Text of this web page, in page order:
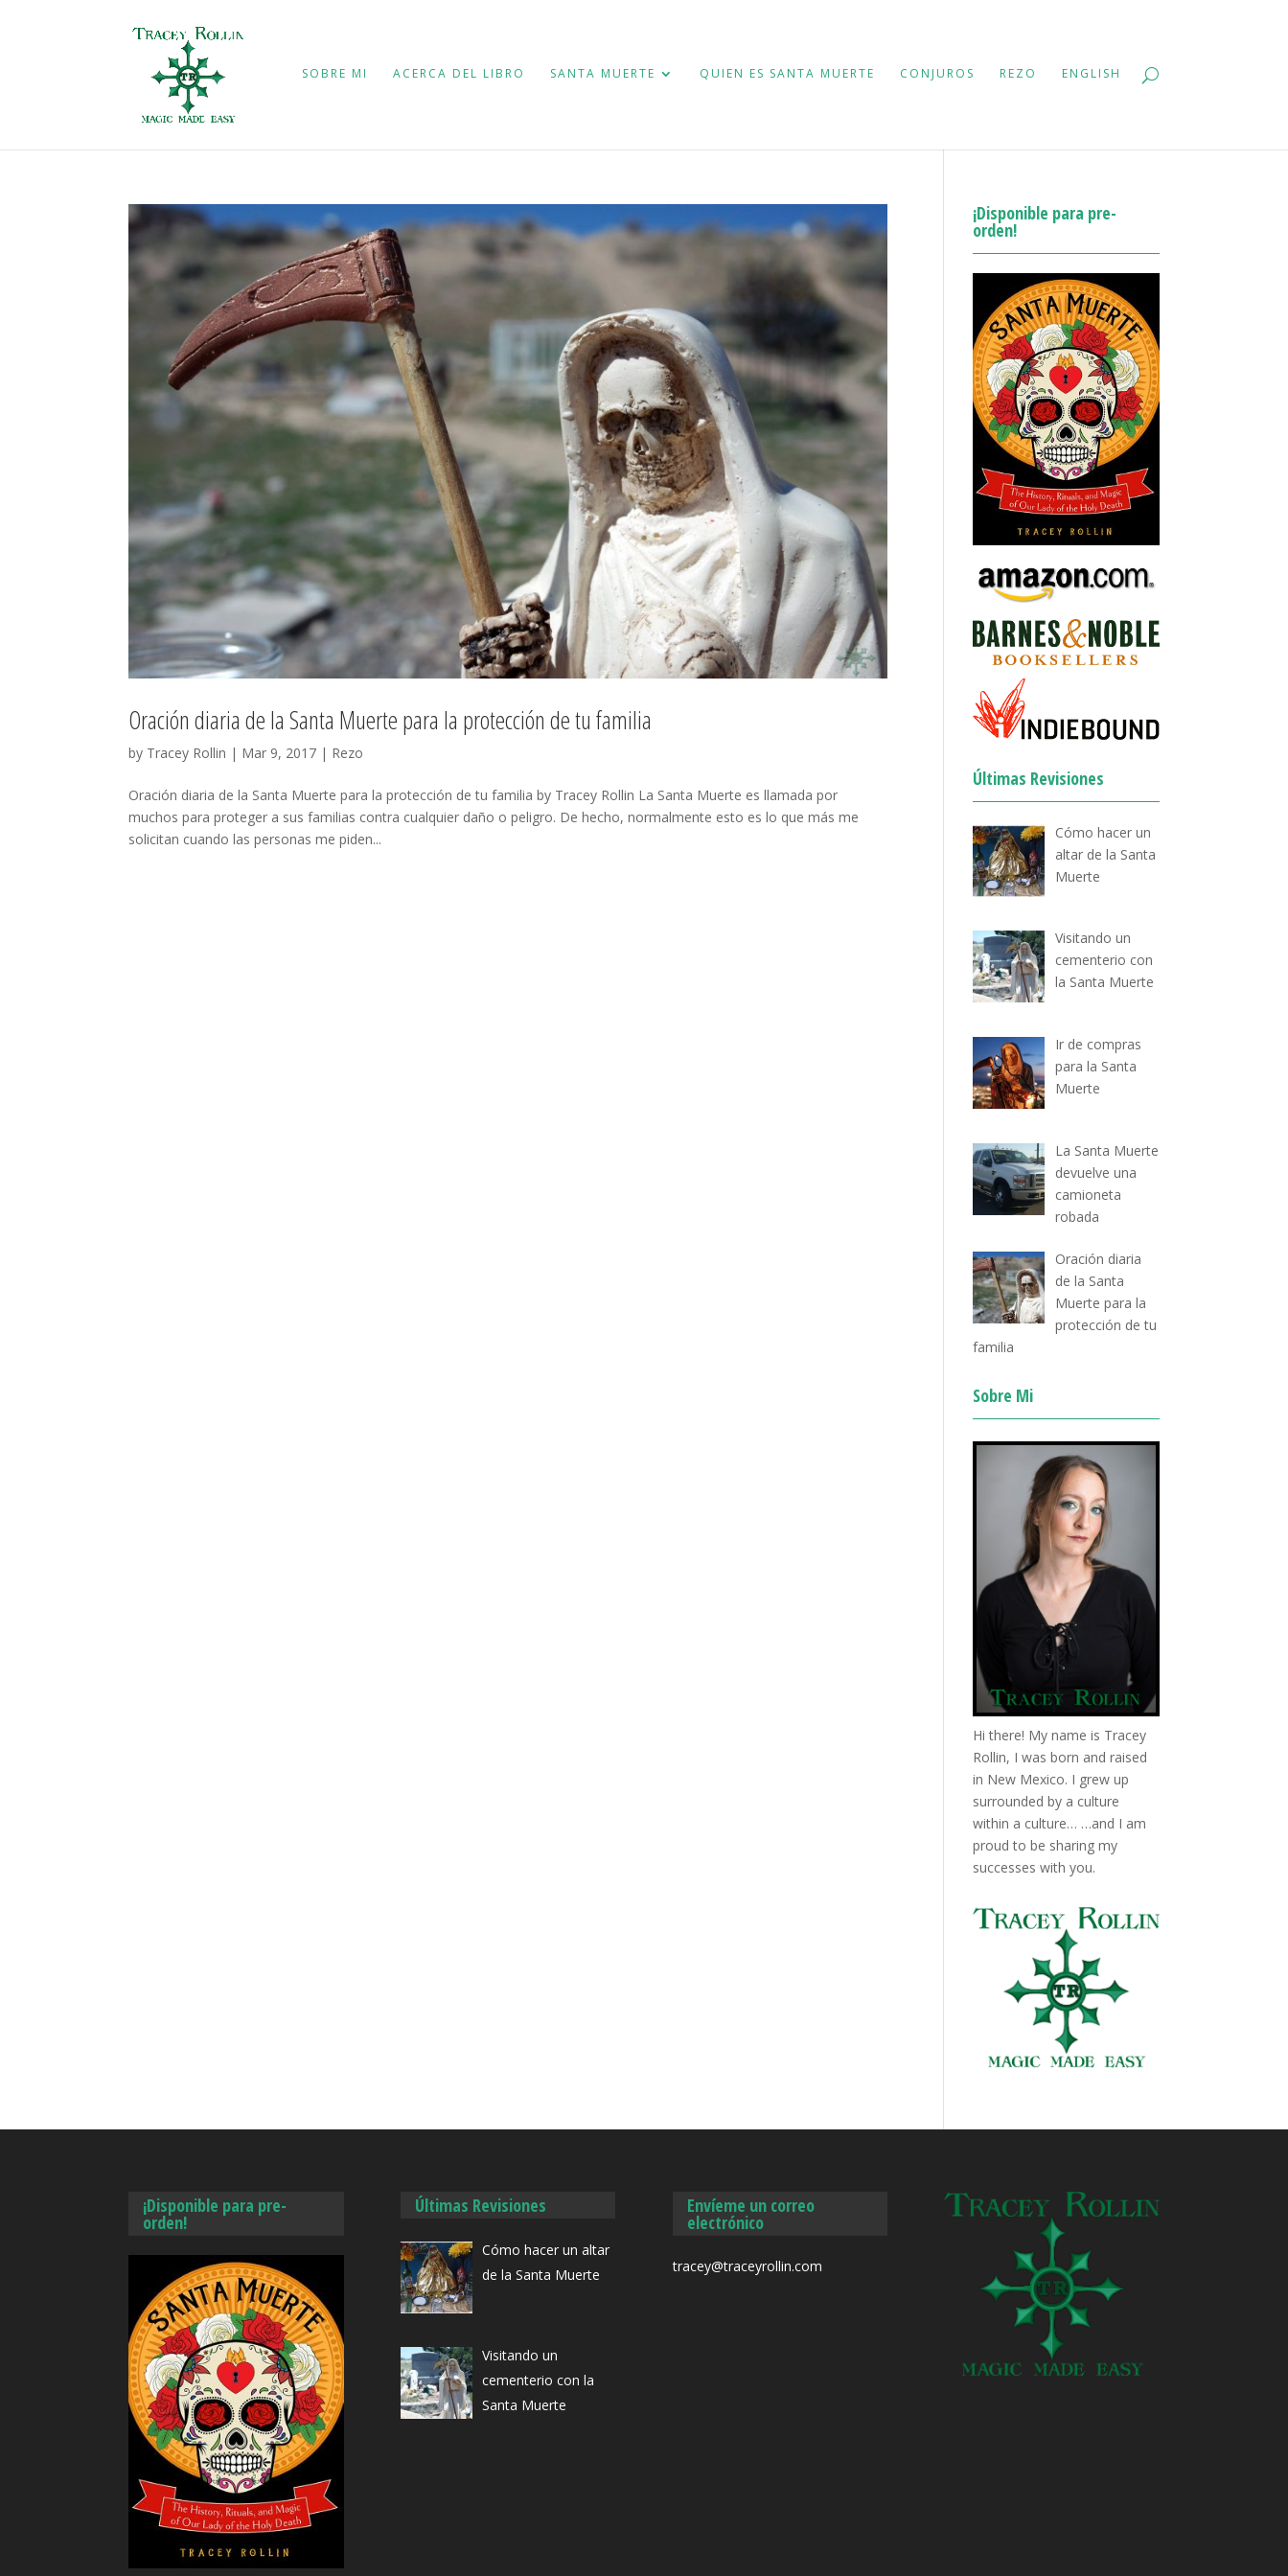
SOBRE MI ACERCA DEL LIBRO SANTA MUERTE QUIEN ES SANTA MUERTE CONJUROS REZO ENGLISH
Oración diaria de la Santa Muerte para la protección de tu familia
by Tracey Rollin | Mar 9, 2017 | Rezo
Oración diaria de la Santa Muerte para la protección de tu familia by Tracey Rollin La Santa Muerte es llamada por
muchos para proteger a sus familias contra cualquier daño o peligro. De hecho, normalmente esto es lo que más me
solicitan cuando las personas me piden...
¡Disponible para pre-
orden!
Últimas Revisiones
Cómo hacer un
altar de la Santa
Muerte
Visitando un
cementerio con
la Santa Muerte
Ir de compras
para la Santa
Muerte
La Santa Muerte
devuelve una
camioneta
robada
Oración diaria
de la Santa
Muerte para la
protección de tu
familia
Sobre Mi
Hi there! My name is Tracey
Rollin, I was born and raised
in New Mexico. I grew up
surrounded by a culture
within a culture… …and I am
proud to be sharing my
successes with you.
¡Disponible para pre-
orden!
Últimas Revisiones
Cómo hacer un altar
de la Santa Muerte
Visitando un
cementerio con la
Santa Muerte
Envíeme un correo
electrónico
tracey@traceyrollin.com